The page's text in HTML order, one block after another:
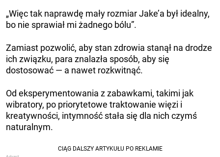
„Więc tak naprawdę mały rozmiar Jake’a był idealny,
bo nie sprawiał mi żadnego bólu”.
Zamiast pozwolić, aby stan zdrowia stanął na drodze
ich związku, para znalazła sposób, aby się
dostosować — a nawet rozkwitnąć.
Od eksperymentowania z zabawkami, takimi jak
wibratory, po priorytetowe traktowanie więzi i
kreatywności, intymność stała się dla nich czymś
naturalnym.